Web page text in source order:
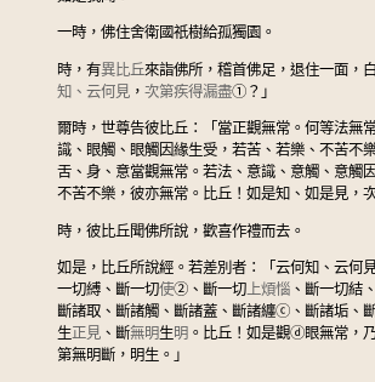
一時，佛住舍衛國祇樹給孤獨園。
時，有異比丘來詣佛所，稽首佛足，退住一面，
知、云何見 ， 次第疾得漏盡① ？」
爾時，世尊告彼比丘：「當正觀無常。何等法無
識、眼觸、眼觸因緣生受，若苦、若樂、不苦不
舌、身、意當觀無常。若法、意識、意觸、意觸
不苦不樂，彼亦無常。比丘！如是知、如是見，
時，彼比丘聞佛所說，歡喜作禮而去。
如是，比丘所說經。若差別者：「云何知、云何
一切縛、斷一切使② 、斷一切上煩惱 、斷一切結
斷諸取、斷諸觸、斷諸蓋、斷諸纏ⓒ 、斷諸垢、
生正見 、斷無明生明 。比丘！如是觀ⓓ眼無常，
第無明斷，明生。」